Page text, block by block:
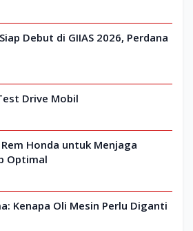
Debut di GIIAS 2026, Perdana
Drive Mobil
Honda untuk Menjaga
Optimal
Kenapa Oli Mesin Perlu Diganti